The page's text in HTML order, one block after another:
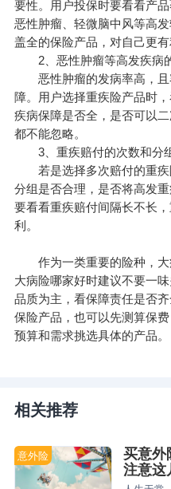
要性。用户投保时要看看产
恶性肿瘤、轻微脑中风等高
盖全的保险产品，对自己更有
2、恶性肿瘤等高发疾病
恶性肿瘤的发病率高，且
障。用户选择重疾险产品时
疾病保障是否全，是否可以
都不能忽略。
3、重疾赔付的次数和分
若是选择多次赔付的重疾
分组是否合理，是否将高发
要看看重疾赔付间隔长不长
利。
作为一类重要的险种 ，
大病险哪家好时建议不要一
品质为主，看保障责任是否
保险产品，也可以先测算保
预算和需求挑选具体的产品。
相关推荐
意外险
买意外
注意这